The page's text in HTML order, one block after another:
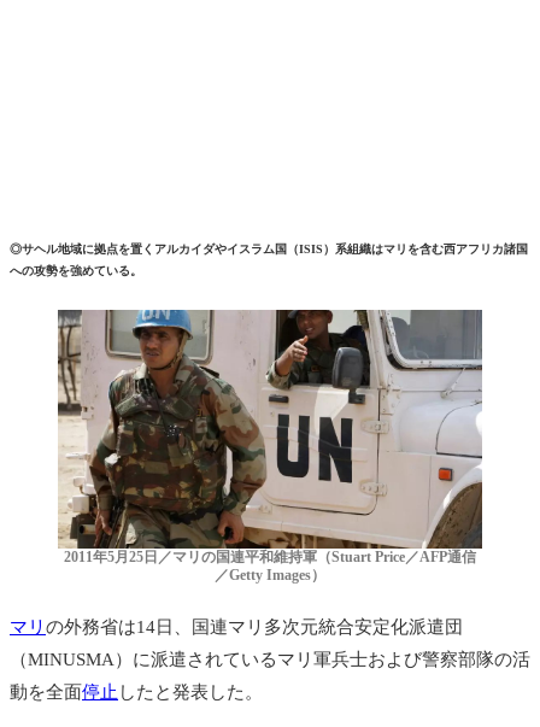
◎サヘル地域に拠点を置くアルカイダやイスラム国（ISIS）系組織はマリを含む西アフリカ諸国
への攻勢を強めている。
2011年5月25日／マリの国連平和維持軍（Stuart Price／AFP通信
／Getty Images）
マリ の外務省は14日、
国連マリ多次元統合安定化派遣団
（MINUSMA）に派遣されているマリ軍兵士および警察部隊の活
動を全面停止 したと発表した。